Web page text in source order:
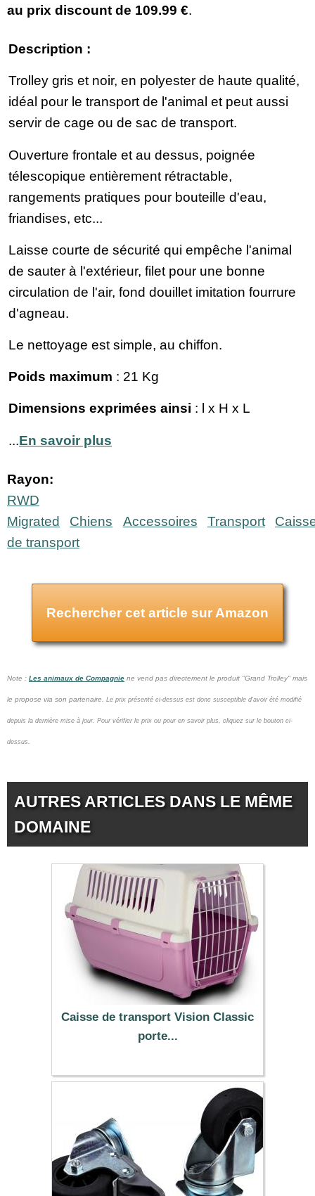
au prix discount de 109.99 €.
Description :
Trolley gris et noir, en polyester de haute qualité,
idéal pour le transport de l'animal et peut aussi
servir de cage ou de sac de transport.
Ouverture frontale et au dessus, poignée
télescopique entièrement rétractable,
rangements pratiques pour bouteille d'eau,
friandises, etc...
Laisse courte de sécurité qui empêche l'animal
de sauter à l'extérieur, filet pour une bonne
circulation de l'air, fond douillet imitation fourrure
d'agneau.
Le nettoyage est simple, au chiffon.
Poids maximum : 21 Kg
Dimensions exprimées ainsi : l x H x L
...En savoir plus
Rayon:
RWD
Migrated
Chiens Accessoires Transport
de transport
Rechercher cet article sur Amazon
Note : Les animaux de Compagnie ne vend pas directement le produit "Grand Trolley" mais
le propose via son partenaire. Le prix présenté ci-dessus est donc susceptible d'avoir été modifié
depuis la dernière mise à jour. Pour vérifier le prix ou pour en savoir plus, cliquez sur le bouton ci-
dessus.
AUTRES ARTICLES DANS LE MÊME
DOMAINE
Caisse de transport Vision Classic
porte...
13.90 €